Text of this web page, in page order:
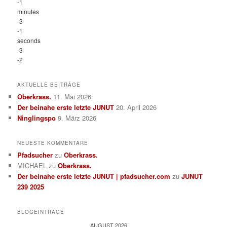
-1
minutes
-3
-1
seconds
-3
-2
AKTUELLE BEITRÄGE
Oberkrass. 11. Mai 2026
Der beinahe erste letzte JUNUT 20. April 2026
Ninglingspo 9. März 2026
NEUESTE KOMMENTARE
Pfadsucher zuOberkrass.
MICHAEL zuOberkrass.
Der beinahe erste letzte JUNUT | pfadsucher.com zuJUNUT
239 2025
BLOGEINTRÄGE
AUGUST 2026